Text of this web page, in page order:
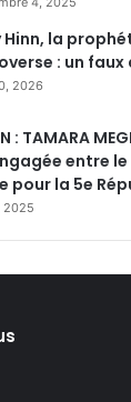
Hinn, la
: un faux
2026
: TAMARA
entre
pour la 5e
2025